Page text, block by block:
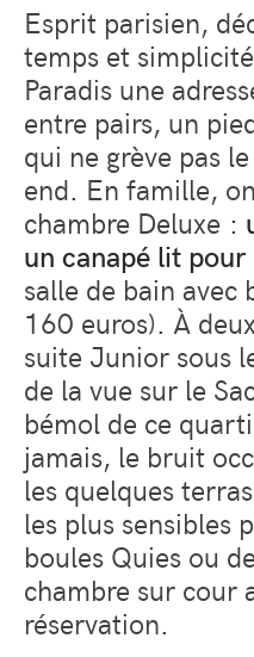
Esprit parisien,
temps et
Paradis une
entre pairs, un
qui ne grève pas
end. En famille,
chambre Deluxe :
un canapé lit pour
salle de bain avec
160 euros). À
suite Junior sous
de la vue sur le
bémol de ce
jamais, le bruit
les quelques
les plus sensibles
boules Quies ou
chambre sur cour
réservation.